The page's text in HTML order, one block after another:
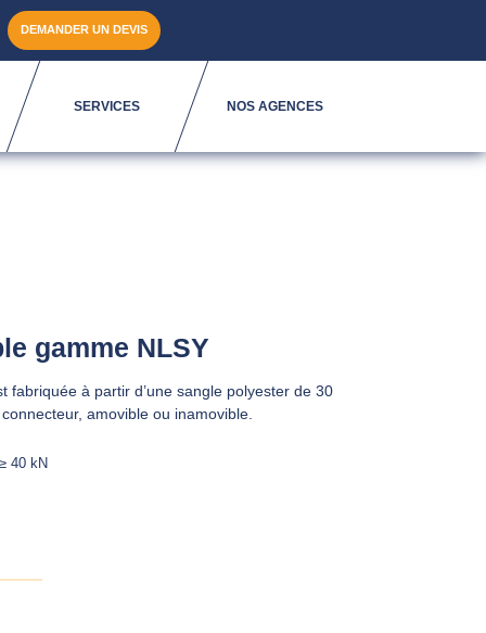
DEMANDER UN DEVIS
SERVICES NOS AGENCES
gamme NLSY
fabriquée à partir d’une sangle polyester de 30
amovible ou inamovible.
40 kN